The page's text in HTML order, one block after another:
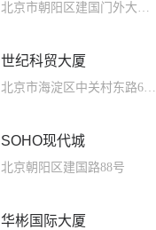
北京市朝阳区建国门外大街2号
世纪科贸大厦
北京市海淀区中关村东路66号
SOHO现代城
北京朝阳区建国路88号
华彬国际大厦